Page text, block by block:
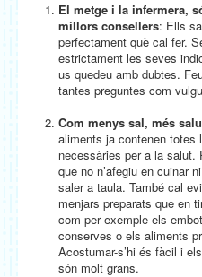
El metge i la infermera,
millors consellers: Ells
perfectament què cal fer.
estrictament les seves
us quedeu amb dubtes.
tantes preguntes com
Com menys sal, més
aliments ja contenen totes
necessàries per a la salut.
que no n’afegiu en cuinar
saler a taula. També cal
menjars preparats que en
com per exemple els
conserves o els aliments
Acostumar-s’hi és fàcil i
són molt grans.